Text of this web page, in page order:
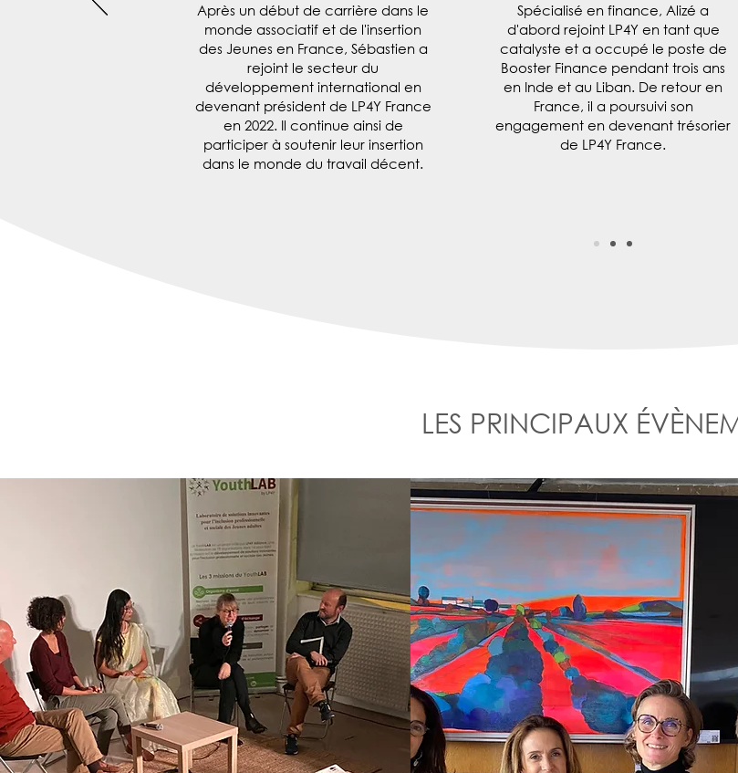
Après un début de carrière dans le
monde associatif et de l'insertion
des Jeunes en France, Sébastien a
rejoint le secteur du
développement international en
devenant président de LP4Y France
en 2022. Il continue ainsi de
participer à soutenir leur insertion
dans le monde du travail décent.
Spécialisé en finance, Alizé a
d'abord rejoint LP4Y en tant que
catalyste et a occupé le poste de
Booster Finance pendant trois ans
en Inde et au Liban. De retour en
France, il a poursuivi son
engagement en devenant trésorier
de LP4Y France.
LES PRINCIPAUX